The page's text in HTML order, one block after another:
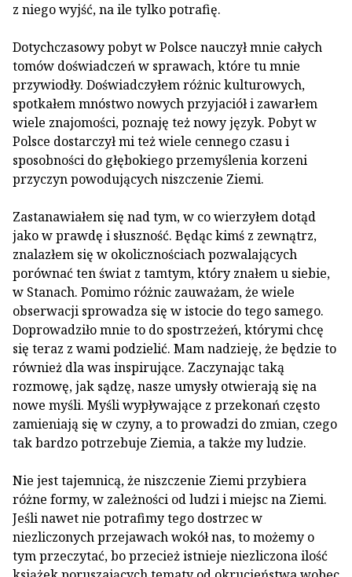
z niego wyjść, na ile tylko potrafię.
Dotychczasowy pobyt w Polsce nauczył mnie całych
tomów doświadczeń w sprawach, które tu mnie
przywiodły. Doświadczyłem różnic kulturowych,
spotkałem mnóstwo nowych przyjaciół i zawarłem
wiele znajomości, poznaję też nowy język. Pobyt w
Polsce dostarczył mi też wiele cennego czasu i
sposobności do głębokiego przemyślenia korzeni
przyczyn powodujących niszczenie Ziemi.
Zastanawiałem się nad tym, w co wierzyłem dotąd
jako w prawdę i słuszność. Będąc kimś z zewnątrz,
znalazłem się w okolicznościach pozwalających
porównać ten świat z tamtym, który znałem u siebie,
w Stanach. Pomimo różnic zauważam, że wiele
obserwacji sprowadza się w istocie do tego samego.
Doprowadziło mnie to do spostrzeżeń, którymi chcę
się teraz z wami podzielić. Mam nadzieję, że będzie to
również dla was inspirujące. Zaczynając taką
rozmowę, jak sądzę, nasze umysły otwierają się na
nowe myśli. Myśli wypływające z przekonań często
zamieniają się w czyny, a to prowadzi do zmian, czego
tak bardzo potrzebuje Ziemia, a także my ­ludzie.
Nie jest tajemnicą, że niszczenie Ziemi przybiera
różne formy, w zależności od ludzi i miejsc na Ziemi.
Jeśli nawet nie potrafimy tego dostrzec w
niezliczonych przejawach wokół nas, to możemy o
tym przeczytać, bo przecież istnieje niezliczona ilość